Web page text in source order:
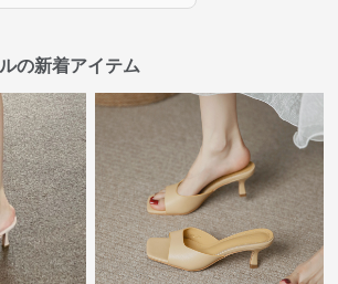
の新着アイテム